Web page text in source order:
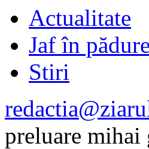
Actualitate
Jaf în pădure
Stiri
preluare